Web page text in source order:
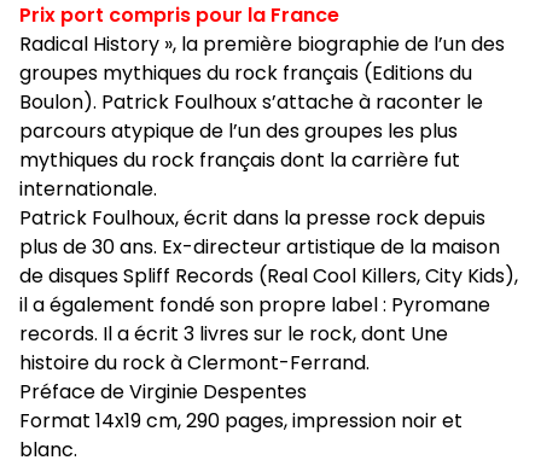
Prix port compris pour la France
Radical History », la première biographie de l’un des
groupes mythiques du rock français (Editions du
Boulon). Patrick Foulhoux s’attache à raconter le
parcours atypique de l’un des groupes les plus
mythiques du rock français dont la carrière fut
internationale.
Patrick Foulhoux, écrit dans la presse rock depuis
plus de 30 ans. Ex-directeur artistique de la maison
de disques Spliff Records (Real Cool Killers, City Kids),
il a également fondé son propre label : Pyromane
records. Il a écrit 3 livres sur le rock, dont Une
histoire du rock à Clermont-Ferrand.
Préface de Virginie Despentes
Format 14x19 cm, 290 pages, impression noir et
blanc.